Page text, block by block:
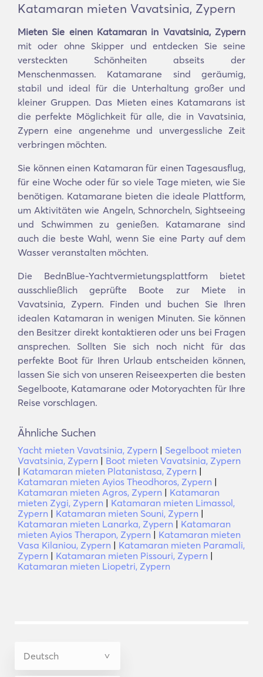
Katamaran mieten Vavatsinia, Zypern
Mieten Sie einen Katamaran in Vavatsinia, Zypern
mit oder ohne Skipper und entdecken Sie seine
versteckten Schönheiten abseits der
Menschenmassen. Katamarane sind geräumig,
stabil und ideal für die Unterhaltung großer und
kleiner Gruppen. Das Mieten eines Katamarans ist
die perfekte Möglichkeit für alle, die in Vavatsinia,
Zypern eine angenehme und unvergessliche Zeit
verbringen möchten.
Sie können einen Katamaran für einen Tagesausflug,
für eine Woche oder für so viele Tage mieten, wie Sie
benötigen. Katamarane bieten die ideale Plattform,
um Aktivitäten wie Angeln, Schnorcheln, Sightseeing
und Schwimmen zu genießen. Katamarane sind
auch die beste Wahl, wenn Sie eine Party auf dem
Wasser veranstalten möchten.
Die BednBlue-Yachtvermietungsplattform bietet
ausschließlich geprüfte Boote zur Miete in
Vavatsinia, Zypern. Finden und buchen Sie Ihren
idealen Katamaran in wenigen Minuten. Sie können
den Besitzer direkt kontaktieren oder uns bei Fragen
ansprechen. Sollten Sie sich noch nicht für das
perfekte Boot für Ihren Urlaub entscheiden können,
lassen Sie sich von unseren Reiseexperten die besten
Segelboote, Katamarane oder Motoryachten für Ihre
Reise vorschlagen.
Ähnliche Suchen
Yacht mieten Vavatsinia, Zypern | Segelboot mieten
Vavatsinia, Zypern | Boot mieten Vavatsinia, Zypern
| Katamaran mieten Platanistasa, Zypern |
Katamaran mieten Ayios Theodhoros, Zypern |
Katamaran mieten Agros, Zypern | Katamaran
mieten Zygi, Zypern | Katamaran mieten Limassol,
Zypern | Katamaran mieten Souni, Zypern |
Katamaran mieten Lanarka, Zypern | Katamaran
mieten Ayios Therapon, Zypern | Katamaran mieten
Vasa Kilaniou, Zypern | Katamaran mieten Paramali,
Zypern | Katamaran mieten Pissouri, Zypern |
Katamaran mieten Liopetri, Zypern